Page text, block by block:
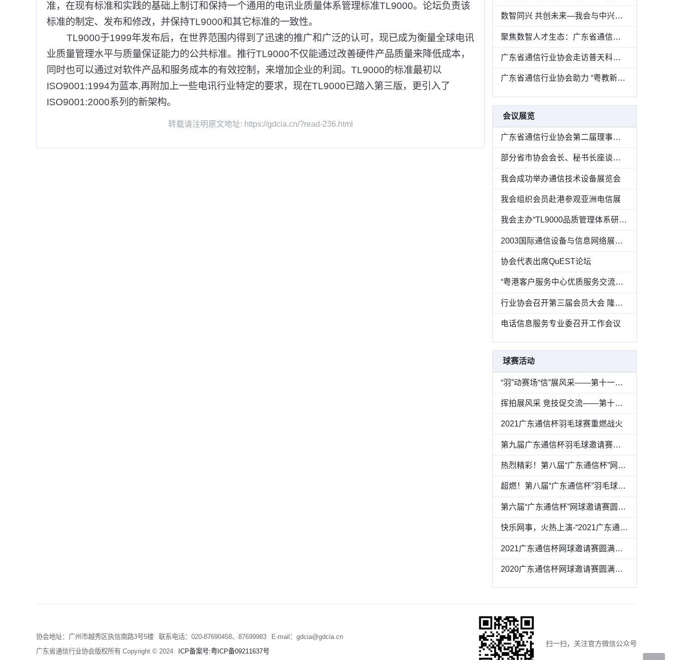
准，在现有标准和实践的基础上制订和保持一个通用的电讯业质量体系管理标准TL9000。论坛负责该
标准的制定、发布和修改，并保持TL9000和其它标准的一致性。
TL9000于1999年发布后，在世界范围内得到了迅速的推广和广泛的认可，现已成为衡量全球电讯
业质量管理水平与质量保证能力的公共标准。推行TL9000不仅能通过改善硬件产品质量来降低成本，
同时也可以通过对软件产品和服务成本的有效控制，来增加企业的利润。TL9000的标准最初以
ISO9001:1994为蓝本,再附加上一些电讯行业特定的要求，现在TL9000已踏入第三版，更引入了
ISO9001:2000系列的新架构。
转载请注明原文地址: https://gdcia.cn/?read-236.html
数智同兴 共创未来—我会与中兴通讯联名举办 2025 生态中国行联合巡展广州站圆满落幕
聚焦数智人才生态：广东省通信行业协会走访广东广电网络开展专题调研
广东省通信行业协会走访普天科技，交流数智化人才培养新实践
广东省通信行业协会助力 “粤教新联盟” 启航，共推教育新质发展
会议展览
广东省通信行业协会第二届理事会议召开
部分省市协会会长、秘书长座谈会在辽宁召开
我会成功举办通信技术设备展览会
我会组织会员赴港参观亚洲电信展
我会主办“TL9000品质管理体系研讨会”
2003国际通信设备与信息网络展览会在广州圆满落幕
协会代表出席QuEST论坛
“粤港客户服务中心优质服务交流研讨会”在穗举行
行业协会召开第三届会员大会 隆重庆祝协会成立十周年
电话信息服务专业委召开工作会议
球赛活动
“羽”动赛场“信”展风采——第十一届“广东通信杯”羽毛球邀请赛圆满收官
挥拍展风采 竞技促交流——第十二届“广东通信杯”网球邀请赛圆满落幕
2021广东通信杯羽毛球赛重燃战火
第九届广东通信杯羽毛球邀请赛圆满落幕
热烈精彩！第八届“广东通信杯”网球邀请赛圆满收官
超燃！第八届“广东通信杯”羽毛球邀请赛成功举办
第六届“广东通信杯”网球邀请赛圆满收官
快乐网事，火热上演-“2021广东通信杯网球邀请赛”精彩回顾
2021广东通信杯网球邀请赛圆满收官
2020广东通信杯网球邀请赛圆满收官
协会地址： 广州市越秀区执信南路3号5楼 联系电话： 020-87690458、87699983 E-mail： gdcia@gdcia.cn
广东省通信行业协会版权所有 Copyright © 2024
ICP备案号:粤ICP备09211637号
扫一扫，关注官方微信公众号